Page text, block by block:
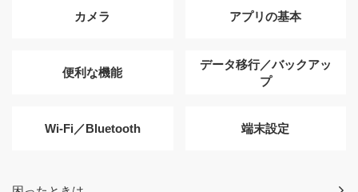
カメラ アプリの基本
便利な機能
データ移行／バックアッ
プ
Wi-Fi／Bluetooth 端末設定